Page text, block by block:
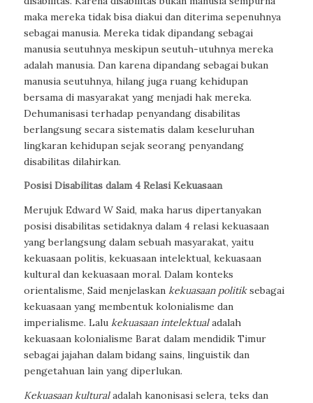
maka mereka tidak bisa diakui dan diterima sepenuhnya
sebagai manusia. Mereka tidak dipandang sebagai
manusia seutuhnya meskipun seutuh-utuhnya mereka
adalah manusia. Dan karena dipandang sebagai bukan
manusia seutuhnya, hilang juga ruang kehidupan
bersama di masyarakat yang menjadi hak mereka.
Dehumanisasi terhadap penyandang disabilitas
berlangsung secara sistematis dalam keseluruhan
lingkaran kehidupan sejak seorang penyandang
disabilitas dilahirkan.
Posisi Disabilitas dalam 4 Relasi Kekuasaan
Merujuk Edward W Said, maka harus dipertanyakan
posisi disabilitas setidaknya dalam 4 relasi kekuasaan
yang berlangsung dalam sebuah masyarakat, yaitu
kekuasaan politis, kekuasaan intelektual, kekuasaan
kultural dan kekuasaan moral. Dalam konteks
orientalisme, Said menjelaskan kekuasaan politiksebagai
kekuasaan yang membentuk kolonialisme dan
imperialisme. Lalu kekuasaan intelektualadalah
kekuasaan kolonialisme Barat dalam mendidik Timur
sebagai jajahan dalam bidang sains, linguistik dan
pengetahuan lain yang diperlukan.
Kekuasaan kulturaladalah kanonisasi selera, teks dan